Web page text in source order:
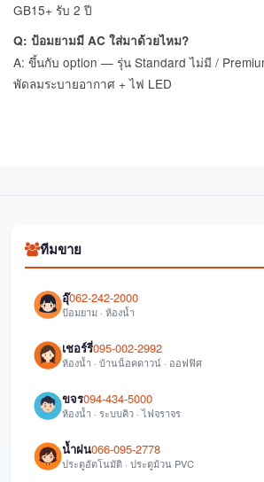
GB15+ รับ 2 ปี
Q: ป้อมยามมี AC ใส่มาด้วยไหม?
A: ขึ้นกับ option — รุ่น Standard ไม่มี /
พัดลมระบายอากาศ + ไฟ LED
ทีมขาย
อุ๊062-242-2000
ป้อมยาม · ห้องน้ำ
เชอร์รี่095-002-2992
ห้องน้ำ · บ้านน็อคดาวน์ · ออฟฟิศ
ขจร094-434-5000
ห้องน้ำ · ระบบคิว · ไฟจราจร
น้ำฝน066-095-2778
ประตูอัตโนมัติ · ประตูม้วน PVC